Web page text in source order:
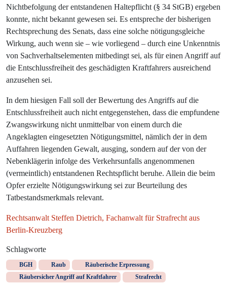
Nichtbefolgung der entstandenen Haltepflicht (§ 34 StGB) ergeben
konnte, nicht bekannt gewesen sei. Es entspreche der bisherigen
Rechtsprechung des Senats, dass eine solche nötigungsgleiche
Wirkung, auch wenn sie – wie vorliegend – durch eine Unkenntnis
von Sachverhaltselementen mitbedingt sei, als für einen Angriff auf
die Entschlussfreiheit des geschädigten Kraftfahrers ausreichend
anzusehen sei.
In dem hiesigen Fall soll der Bewertung des Angriffs auf die
Entschlussfreiheit auch nicht entgegenstehen, dass die empfundene
Zwangswirkung nicht unmittelbar von einem durch die
Angeklagten eingesetzten Nötigungsmittel, nämlich der in dem
Auffahren liegenden Gewalt, ausging, sondern auf der von der
Nebenklägerin infolge des Verkehrsunfalls angenommenen
(vermeintlich) entstandenen Rechtspflicht beruhe. Allein die beim
Opfer erzielte Nötigungswirkung sei zur Beurteilung des
Tatbestandsmerkmals relevant.
Rechtsanwalt Steffen Dietrich, Fachanwalt für Strafrecht aus
Berlin-Kreuzberg
Schlagworte
BGH Raub
Räuberische Erpressung
Räubersicher Angriff auf Kraftfahrer
Strafrecht